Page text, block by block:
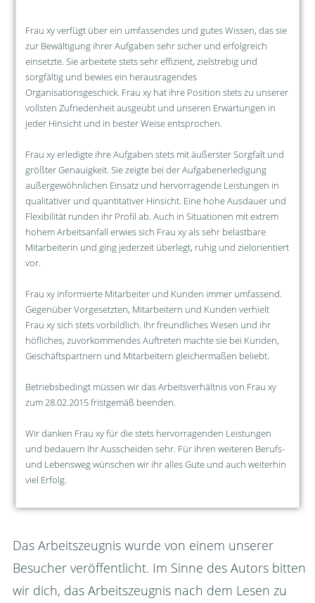
Frau xy verfügt über ein umfassendes und gutes Wissen, das sie
zur Bewältigung ihrer Aufgaben sehr sicher und erfolgreich
einsetzte. Sie arbeitete stets sehr effizient, zielstrebig und
sorgfältig und bewies ein herausragendes
Organisationsgeschick. Frau xy hat ihre Position stets zu unserer
vollsten Zufriedenheit ausgeübt und unseren Erwartungen in
jeder Hinsicht und in bester Weise entsprochen.
Frau xy erledigte ihre Aufgaben stets mit äußerster Sorgfalt und
größter Genauigkeit. Sie zeigte bei der Aufgabenerledigung
außergewöhnlichen Einsatz und hervorragende Leistungen in
qualitativer und quantitativer Hinsicht. Eine hohe Ausdauer und
Flexibilität runden ihr Profil ab. Auch in Situationen mit extrem
hohem Arbeitsanfall erwies sich Frau xy als sehr belastbare
Mitarbeiterin und ging jederzeit überlegt, ruhig und zielorientiert
vor.
Frau xy informierte Mitarbeiter und Kunden immer umfassend.
Gegenüber Vorgesetzten, Mitarbeitern und Kunden verhielt
Frau xy sich stets vorbildlich. Ihr freundliches Wesen und ihr
höfliches, zuvorkommendes Auftreten machte sie bei Kunden,
Geschäftspartnern und Mitarbeitern gleichermaßen beliebt.
Betriebsbedingt müssen wir das Arbeitsverhältnis von Frau xy
zum 28.02.2015 fristgemäß beenden.
Wir danken Frau xy für die stets hervorragenden Leistungen
und bedauern Ihr Ausscheiden sehr. Für ihren weiteren Berufs-
und Lebensweg wünschen wir ihr alles Gute und auch weiterhin
viel Erfolg.
Das Arbeitszeugnis wurde von einem unserer
Besucher veröffentlicht. Im Sinne des Autors bitten
wir dich, das Arbeitszeugnis nach dem Lesen zu